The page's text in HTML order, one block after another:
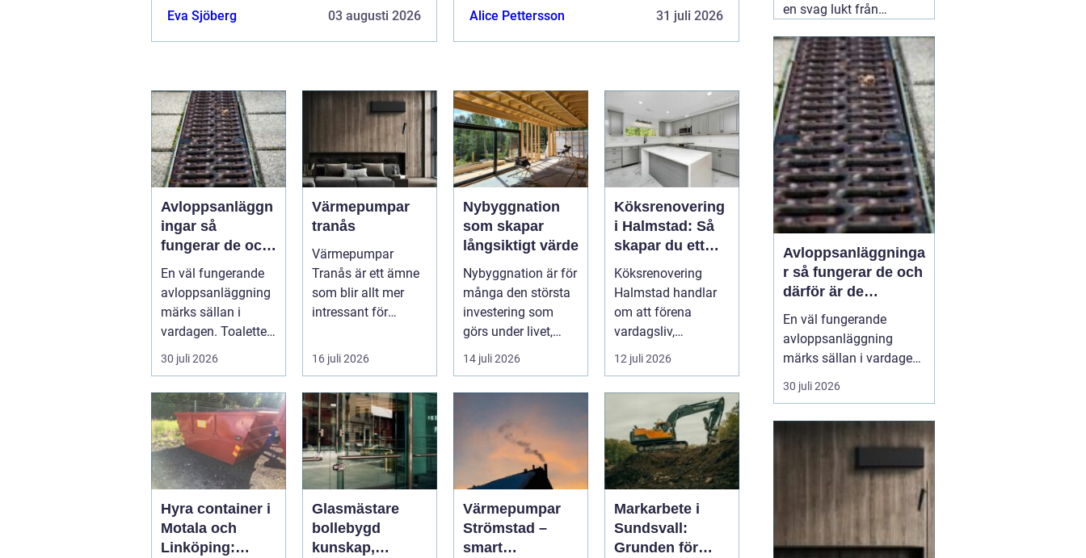
Eva Sjöberg 03 augusti 2026 Alice Pettersson 31 juli 2026
Avloppsanläggn
ingar så
fungerar de och
därför är de
viktigare än
många tror
En väl fungerande
avloppsanläggning
märks sällan i
vardagen. Toaletten
spolas, vattnet
rinner undan ...
30 juli 2026
Värmepumpar
tranås
Värmepumpar
Tranås är ett ämne
som blir allt mer
intressant för
bostadsrättsförenin
gar o...
16 juli 2026
Nybyggnation
som skapar
långsiktigt värde
Nybyggnation är för
många den största
investering som
görs under livet,
b&...
14 juli 2026
Köksrenovering
i Halmstad: Så
skapar du ett
funktionellt och
trivsamt kök
Köksrenovering
Halmstad handlar
om att förena
vardagsliv,
matlagning och
umgänge i et...
12 juli 2026
Hyra container i
Motala och
Linköping:
Glasmästare
bollebygd
kunskap,
Värmepumpar
Strömstad –
smart
Markarbete i
Sundsvall:
Grunden för
en svag lukt från
som många ignorerar
lite för länge. Under ytan
kan rören redan vara
slitna, delvis igensatta
eller till och med
spruckna. Med en31 juli
2026
Avloppsanläggninga
r så fungerar de och
därför är de
viktigare än många
tror
En väl fungerande
avloppsanläggning
märks sällan i vardagen.
Toaletten spolas, vattnet
rinner undan och livet
varje spolning ligger ett
skyddar både hälsa och
avloppssystemet inte
fungerar syns pr...
30 juli 2026